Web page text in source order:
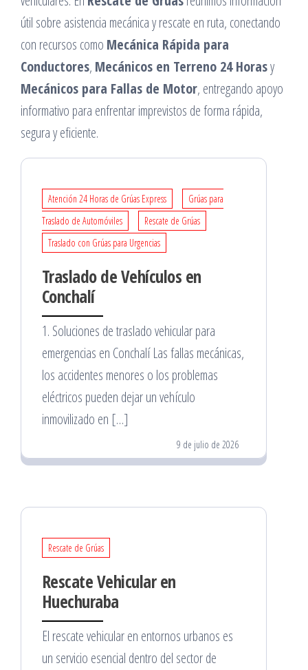
útil sobre asistencia mecánica y rescate en ruta, conectando
con recursos como Mecánica Rápida para
Conductores, Mecánicos en Terreno 24 Horasy
Mecánicos para Fallas de Motor, entregando apoyo
informativo para enfrentar imprevistos de forma rápida,
segura y eficiente.
Atención 24 Horas de Grúas Express
Grúas para
Traslado de Automóviles
Rescate de Grúas
Traslado con Grúas para Urgencias
Traslado de Vehículos en
Conchalí
1. Soluciones de traslado vehicular para
emergencias en Conchalí Las fallas mecánicas,
los accidentes menores o los problemas
eléctricos pueden dejar un vehículo
inmovilizado en […]
9 de julio de 2026
Rescate de Grúas
Rescate Vehicular en
Huechuraba
El rescate vehicular en entornos urbanos es
un servicio esencial dentro del sector de